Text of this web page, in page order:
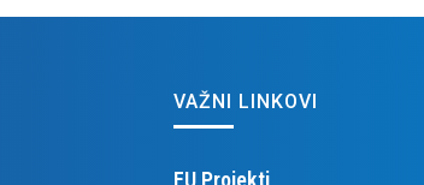
VAŽNI LINKOVI
EU Projekti